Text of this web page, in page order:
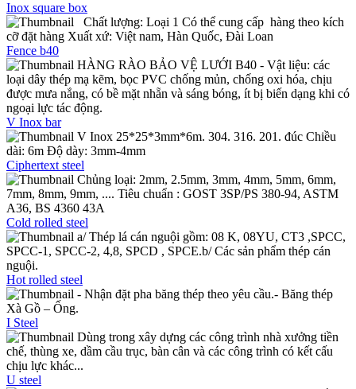
Inox square box
Chất lượng: Loại 1 Có thể cung cấp hàng theo kích
cỡ đặt hàng Xuất xứ: Việt nam, Hàn Quốc, Đài Loan
Fence b40
HÀNG RÀO BẢO VỆ LƯỚI B40 - Vật liệu: các
loại dây thép mạ kẽm, bọc PVC chống mủn, chống oxi hóa, chịu
được mưa nắng, có bề mặt nhẵn và sáng bóng, ít bị biến dạng khi có
ngoại lực tác động.
V Inox bar
V Inox 25*25*3mm*6m. 304. 316. 201. đúc Chiều
dài: 6m Độ dày: 3mm-4mm
Ciphertext steel
Chủng loại: 2mm, 2.5mm, 3mm, 4mm, 5mm, 6mm,
7mm, 8mm, 9mm, .... Tiêu chuẩn : GOST 3SP/PS 380-94, ASTM
A36, BS 4360 43A
Cold rolled steel
a/ Thép lá cán nguội gồm: 08 K, 08YU, CT3 ,SPCC,
SPCC-1, SPCC-2, 4,8, SPCD , SPCE.b/ Các sản phẩm thép cán
nguội.
Hot rolled steel
- Nhận đặt pha băng thép theo yêu cầu.- Băng thép
Xà Gồ – Ống.
I Steel
Dùng trong xây dựng các công trình nhà xưởng tiền
chế, thùng xe, dầm cầu trục, bàn cân và các công trình có kết cấu
chịu lực khác...
U steel